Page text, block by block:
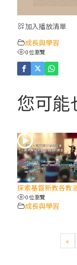
(5)
人相
(2)
越
【
樂
(1)
越
加入播放清單
成長與學習
0 位瀏覽
您可能
探索基督新教各教
0 位瀏覽
成長與學習
«